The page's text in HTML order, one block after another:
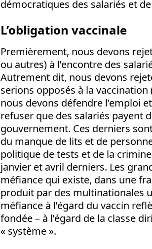
démocratiques des salariés et
L’obligation vaccinale
Premièrement, nous devons
ou autres) à l’encontre des
Autrement dit, nous devons
serions opposés à la
nous devons défendre l’emploi
refuser que des salariés payent
gouvernement. Ces derniers
du manque de lits et de
politique de tests et de la
janvier et avril derniers. Les
méfiance qui existe, dans une
produit par des multinationales
méfiance à l’égard du vaccin
fondée – à l’égard de la classe
« système ».